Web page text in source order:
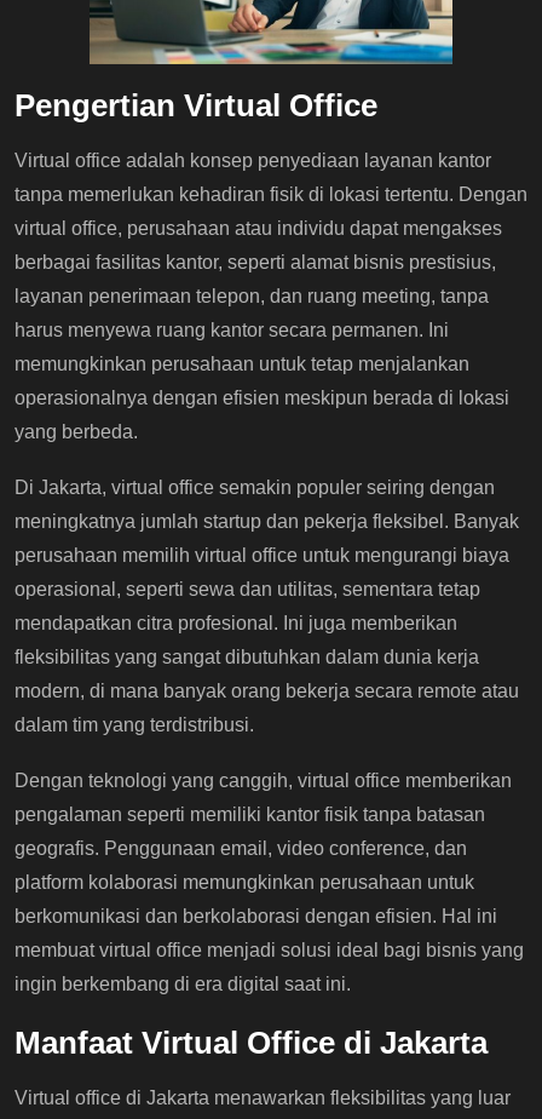
Pengertian Virtual Office
Virtual office adalah konsep penyediaan layanan kantor
tanpa memerlukan kehadiran fisik di lokasi tertentu. Dengan
virtual office, perusahaan atau individu dapat mengakses
berbagai fasilitas kantor, seperti alamat bisnis prestisius,
layanan penerimaan telepon, dan ruang meeting, tanpa
harus menyewa ruang kantor secara permanen. Ini
memungkinkan perusahaan untuk tetap menjalankan
operasionalnya dengan efisien meskipun berada di lokasi
yang berbeda.
Di Jakarta, virtual office semakin populer seiring dengan
meningkatnya jumlah startup dan pekerja fleksibel. Banyak
perusahaan memilih virtual office untuk mengurangi biaya
operasional, seperti sewa dan utilitas, sementara tetap
mendapatkan citra profesional. Ini juga memberikan
fleksibilitas yang sangat dibutuhkan dalam dunia kerja
modern, di mana banyak orang bekerja secara remote atau
dalam tim yang terdistribusi.
Dengan teknologi yang canggih, virtual office memberikan
pengalaman seperti memiliki kantor fisik tanpa batasan
geografis. Penggunaan email, video conference, dan
platform kolaborasi memungkinkan perusahaan untuk
berkomunikasi dan berkolaborasi dengan efisien. Hal ini
membuat virtual office menjadi solusi ideal bagi bisnis yang
ingin berkembang di era digital saat ini.
Manfaat Virtual Office di Jakarta
Virtual office di Jakarta menawarkan fleksibilitas yang luar